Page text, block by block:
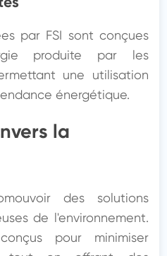
par FSI sont conçues
produite par les
une utilisation
énergétique.
la
des solutions
de l'environnement.
pour minimiser